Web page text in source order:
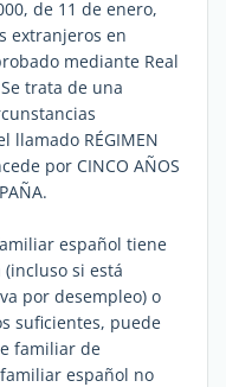
de 11 de enero,
extranjeros en
mediante Real
trata de una
llamado RÉGIMEN
por CINCO AÑOS
español tiene
si está
por desempleo) o
suficientes, puede
familiar de
español no